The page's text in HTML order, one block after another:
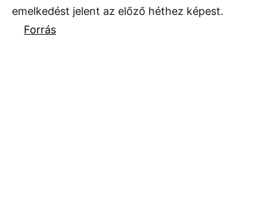
emelkedést jelent az előző héthez képest.
Forrás